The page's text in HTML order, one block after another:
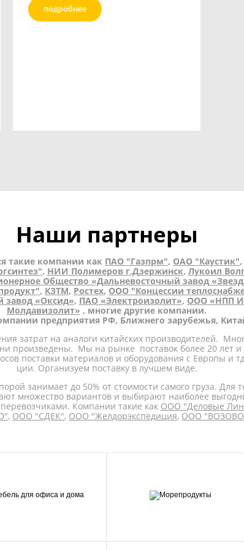
подробнее
Наши партнеры
такие компании как ПАО "Газпрм", ОАО "Каустик"
, НИИ Полимеров г.Дзержинск, Лукоил
Общество «Дальневосточный завод
, КЗТМ, Ростех, ООО "Концессии
завод «Оксид», ПАО «Электроизолит», ООО «НПП
Молдавизолит» , многие другие компании.
предприятия РФ, Ближнего зарубежья,
затрат на аналоги китайских производителей.
произведены. Мы на рынке поставок более 20 лет и
поставки материалов и оборудования с Европы и
ции. Организуем поставку в лучшем виде.
занимает до 50% от стоимости самого груза. Для
множество вариантов и выбирают наиболее
Компании такие как ООО "Деловые
, ООО "СДЕК", ООО "Желдорэкспедиция, ООО